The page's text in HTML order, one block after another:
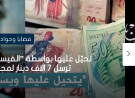
قضايا وحوادث
تحيّل عليها بواسطة
ترسل 7 الاف دينار لمجهول (فيديو)